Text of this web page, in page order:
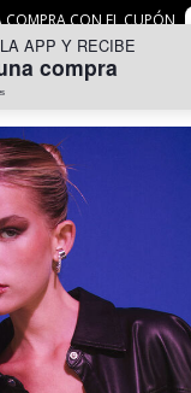
COMPRA CON EL CUPÓN
APLICANTYC
APP Y RECIBE
compra